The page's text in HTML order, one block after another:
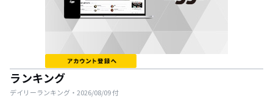
ランキング
デイリーランキング・ 2026/08/09付